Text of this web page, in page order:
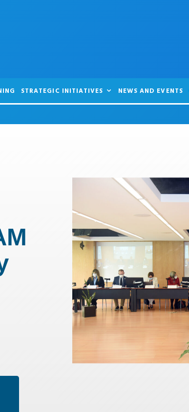
STRATEGIC INITIATIVES NEWS AND EVENTS